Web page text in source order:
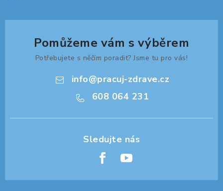
Pomůžeme vám s výběrem
Potřebujete s něčím poradit? Jsme tu pro vás!
info@pracuj-zdrave.cz
608 064 231